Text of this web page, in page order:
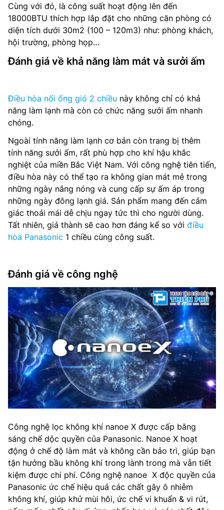
Cùng với đó, là công suất hoạt động lên đến
18000BTU thích hợp lắp đặt cho những căn phòng có
diện tích dưới 30m2 (100 – 120m3) như: phòng khách,
hội trường, phòng họp…
Đánh giá về khả năng làm mát và sưởi ấm
Điều hòa nối ống gió 2 chiều này không chỉ có khả
năng làm lạnh mà còn có chức năng sưởi ấm nhanh
chóng.
Ngoài tính năng làm lạnh cơ bản còn trang bị thêm
tính năng sưởi ấm, rất phù hợp cho khí hậu khắc
nghiệt của miền Bắc Việt Nam. Với công nghệ tiên tiến,
điều hòa này có thể tạo ra không gian mát mẻ trong
những ngày nắng nóng và cung cấp sự ấm áp trong
những ngày đông lạnh giá. Sản phẩm mang đến cảm
giác thoải mái dễ chịu ngay tức thì cho người dùng.
Tất nhiên, giá thành sẽ cao hơn đáng kể so với điều
hòa Panasonic 1 chiều cùng công suất.
Đánh giá về công nghệ
Công nghệ lọc không khí nanoe X được cấp bằng
sáng chế dộc quyền của Panasonic. Nanoe X hoạt
động ở chế độ làm mát và không cần bảo trì, giúp bạn
tận hưởng bầu không khí trong lành trong mà vẫn tiết
kiệm được chi phí. Công nghệ nanoe X độc quyền của
Panasonic ức chế hiệu quả các chất gây ô nhiễm
không khí, giúp khử mùi hôi, ức chế vi khuẩn & vi rút,